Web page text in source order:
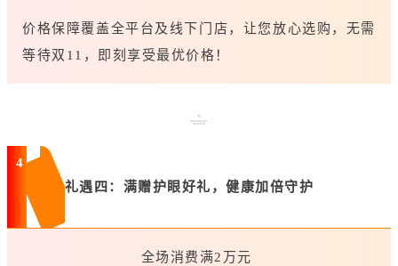
价格保障覆盖全平台及线下门店，让您放心选购，无需
等待双11，即刻享受最优价格！
4
礼遇四：满赠护眼好礼，健康加倍守护
全场消费满2万元